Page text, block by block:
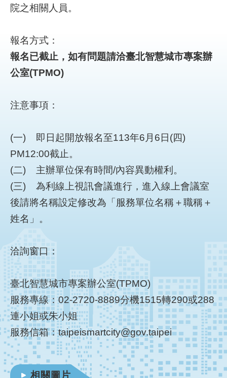
院之相關人員。
報名方式：
報名已截止，如有問題請洽臺北智慧城市專案辦
公室(TPMO)
注意事項：
(一) 即日起開放報名至113年6月6日(四)
PM12:00截止。
(二) 主辦單位保有時間/內容異動權利。
(三) 為利線上視訊會議進行，進入線上會議室
後請將名稱設定修改為「服務單位名稱＋職稱＋
姓名」。
洽詢窗口：
臺北智慧城市專案辦公室(TPMO)
服務專線：02-2720-8889分機1515轉290或288
連小姐或朱小姐
服務信箱：taipeismartcity@gov.taipei
相關圖片